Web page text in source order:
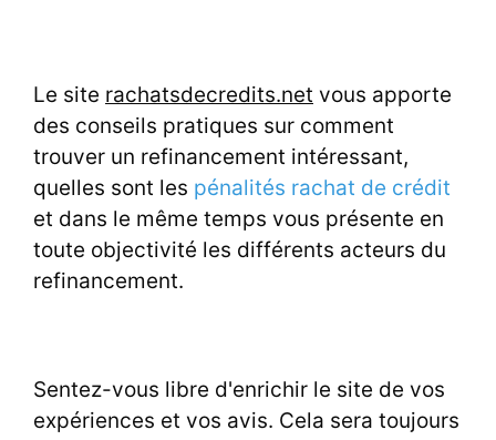
Le site rachatsdecredits.net vous apporte
des conseils pratiques sur comment
trouver un refinancement intéressant,
quelles sont les pénalités rachat de crédit
et dans le même temps vous présente en
toute objectivité les différents acteurs du
refinancement.
Sentez-vous libre d'enrichir le site de vos
expériences et vos avis. Cela sera toujours